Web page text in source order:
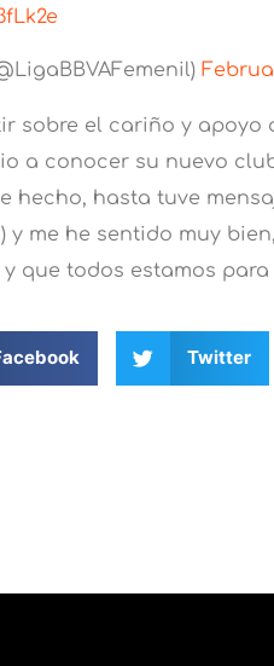
sobre el cariño y apoyo
a conocer su nuevo
hecho, hasta tuve
me he sentido muy
que todos estamos para
Twitter